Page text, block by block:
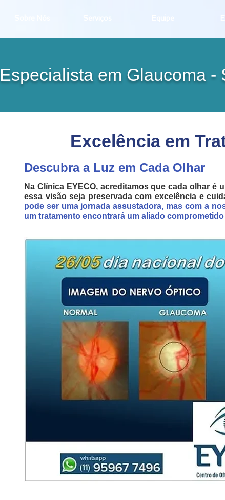
Especialista em Glaucoma -
Excelência em
Descubra a Luz em Cada Olhar
Na Clínica EYECO, acreditamos que cada olhar é
essa visão seja preservada com excelência e
pode ser uma jornada assustadora, mas com a
um tratamento encontrará um aliado